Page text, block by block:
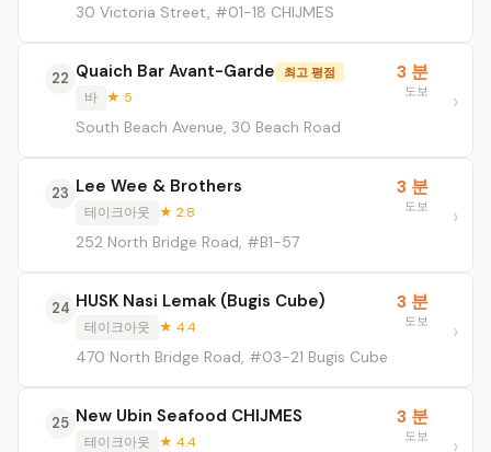
30 Victoria Street, #01-18 CHIJMES
22 Quaich Bar Avant-Garde 최고 평점
바 ★ 5
South Beach Avenue, 30 Beach Road
3 분
도보
23 Lee Wee & Brothers
테이크아웃 ★ 2.8
252 North Bridge Road, #B1-57
3 분
도보
24 HUSK Nasi Lemak (Bugis Cube)
테이크아웃 ★ 4.4
470 North Bridge Road, #03-21 Bugis Cube
3 분
도보
25 New Ubin Seafood CHIJMES
테이크아웃 ★ 4.4
3 분
도보